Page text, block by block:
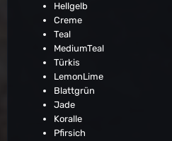
Hellgelb
Creme
Teal
MediumTeal
Türkis
LemonLime
Blattgrün
Jade
Koralle
Pfirsich